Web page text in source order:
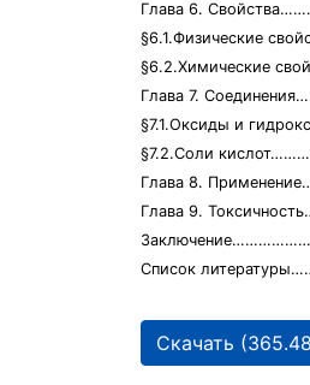
Глава 6.
§6.1.Физические
§6.2.Химические
Глава 7.
§7.1.Оксиды и
§7.2.Соли
Глава 8.
Глава 9.
Список
Скачать